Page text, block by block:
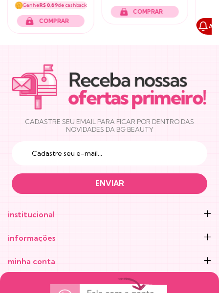
GanheR$ 0,69de cashback
NEWSLETTER
CADASTRE SEU EMAIL PARA FICAR POR DENTRO DAS
NOVIDADES DA BG BEAUTY
institucional
informações
minha conta